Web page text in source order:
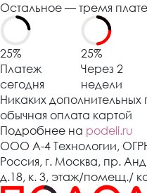
Остальное — тремя
25%
Платеж
сегодня
25%
Через 2
недели
Никаких
обычная оплата картой
Подробнее на podeli.ru
ООО А-4 Технологии,
Россия, г. Москва, пр.
д.18, к. 3, этаж/помещ./